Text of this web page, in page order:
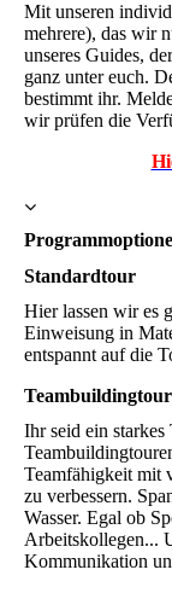
Mit unseren
mehrere), das wir
unseres Guides,
ganz unter euch.
bestimmt ihr.
wir prüfen die
Standardtour
Hier lassen wir es
Einweisung in
entspannt auf die
Teambuildingtour
Ihr seid ein
Teamfähigkeit mit
zu verbessern.
Wasser. Egal ob
Arbeitskollegen...
Kommunikation